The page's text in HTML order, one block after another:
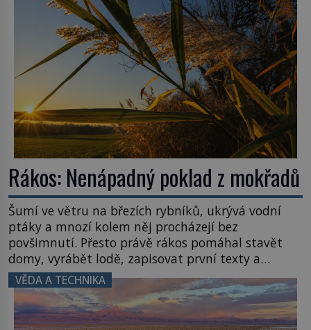
Rákos: Nenápadný poklad z mokřadů
Šumí ve větru na březích rybníků, ukrývá vodní
ptáky a mnozí kolem něj procházejí bez
povšimnutí. Přesto právě rákos pomáhal stavět
domy, vyrábět lodě, zapisovat první texty a
inspiroval řadu pověstí. Tato skromná, ale
užitečná rostlina provází člověka už tisíce let.
Většina lidí vnímá rákos jen jako obyčejnou kulisu
letního koupání. Stačí se však podívat […]
VĚDA A TECHNIKA